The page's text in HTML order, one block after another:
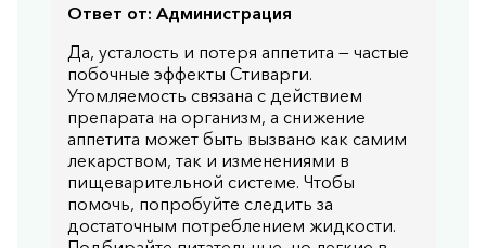
Ответ от: Администрация
Да, усталость и потеря аппетита — частые
побочные эффекты Стиварги.
Утомляемость связана с действием
препарата на организм, а снижение
аппетита может быть вызвано как самим
лекарством, так и изменениями в
пищеварительной системе. Чтобы
помочь, попробуйте следить за
достаточным потреблением жидкости.